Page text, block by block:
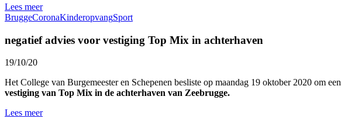
Lees meer
BruggeCoronaKinderopvangSport
negatief advies voor vestiging Top Mix in achterhaven
19/10/20
Het College van Burgemeester en Schepenen besliste op maandag 19 oktober 2020 om een
vestiging van Top Mix in de achterhaven van Zeebrugge.
Lees meer